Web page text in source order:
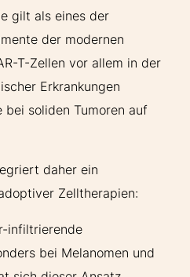
gilt als eines der
der modernen
T-Zellen vor allem in der
Erkrankungen
bei soliden Tumoren auf
daher ein
Zelltherapien:
infiltrierende
bei Melanomen und